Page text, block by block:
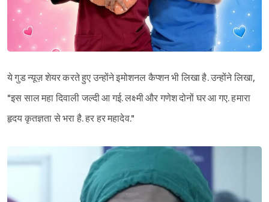
Sign in
ये गुड न्यूज़ शेयर करते हुए उन्होंने इमोशनल कैप्शन भी लिखा है. उन्होंने लिखा,
"इस साल महा दिवाली जल्दी आ गई. लक्ष्मी और गणेश दोनों घर आ गए. हमारा
हृदय कृतज्ञता से भरा है. हर हर महादेव."